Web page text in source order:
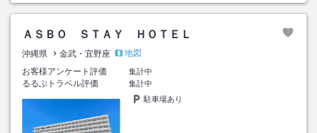
ＡＳＢＯ ＳＴＡＹ ＨＯＴＥＬ
沖縄県 金武・宜野座
地図
お客様アンケート評価
集計中
るるぶトラベル評価
集計中
駐車場あり